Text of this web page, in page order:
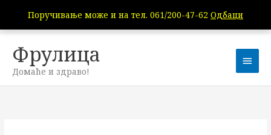
Поручивање може и на тел. 061/200-47-62 Одбаци
садржај
Фрулица
Домаће и здраво!